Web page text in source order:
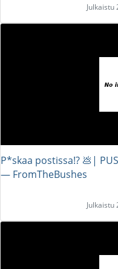
P*skaa postissa!? 💩|
― FromTheBushes